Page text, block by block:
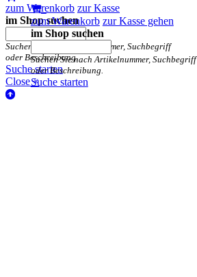
zum Warenkorb zur Kasse gehen
im Shop suchen
Suchen Sie nach Artikelnummer, Suchbegriff
oder Beschreibung.
Suche starten
zum Warenkorb zur Kasse
im Shop suchen
Suchen Sie nach Artikelnummer, Suchbegriff
oder Beschreibung.
Suche starten
Close ×